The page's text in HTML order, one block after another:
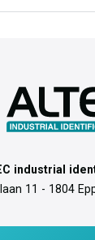
industrial
11 - 1804